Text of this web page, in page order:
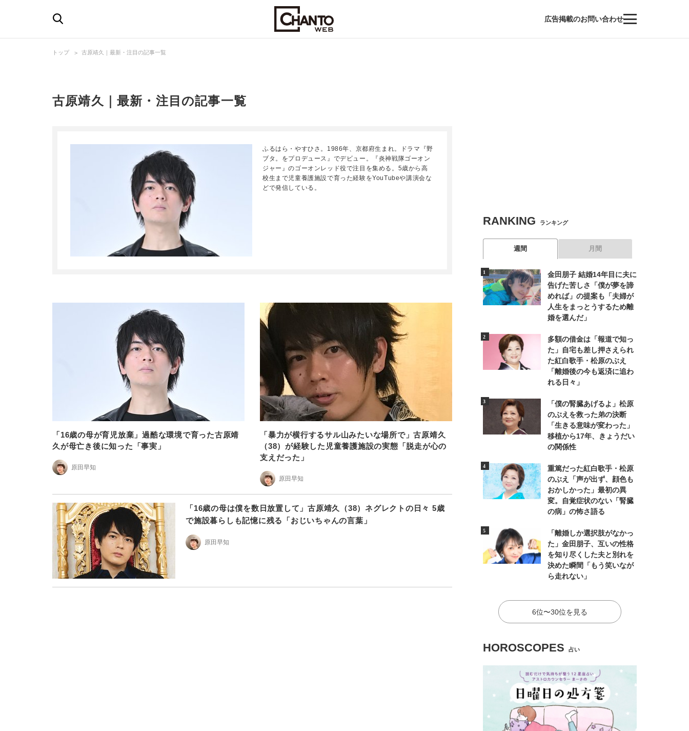
広告掲載のお問い合わせ
トップ 古原靖久｜最新・注目の記事一覧
古原靖久｜最新・注目の記事一覧
ふるはら・やすひさ。1986年、京都府生まれ。ドラマ『野
ブタ。をプロデュース』でデビュー。『炎神戦隊ゴーオン
ジャー』のゴーオンレッド役で注目を集める。5歳から高
校生まで児童養護施設で育った経験をYouTubeや講演会な
どで発信している。
「16歳の母が育児放棄」過酷な環境で育った古原靖
久が母亡き後に知った「事実」
原田早知
「暴力が横行するサル山みたいな場所で」古原靖久
（38）が経験した児童養護施設の実態「脱走が心の
支えだった」
原田早知
「16歳の母は僕を数日放置して」古原靖久（38）ネグレクトの日々 5歳
で施設暮らしも記憶に残る「おじいちゃんの言葉」
原田早知
RANKING ランキング
週間 月間
金田朋子 結婚14年目に夫に
告げた苦しさ「僕が夢を諦
めれば」の提案も「夫婦が
人生をまっとうするため離
婚を選んだ」
多額の借金は「報道で知っ
た」自宅も差し押さえられ
た紅白歌手・松原のぶえ
「離婚後の今も返済に追わ
れる日々」
「僕の腎臓あげるよ」松原
のぶえを救った弟の決断
「生きる意味が変わった」
移植から17年、きょうだい
の関係性
重篤だった紅白歌手・松原
のぶえ「声が出ず、顔色も
おかしかった」最初の異
変。自覚症状のない「腎臓
の病」の怖さ語る
「離婚しか選択肢がなかっ
た」金田朋子、互いの性格
を知り尽くした夫と別れを
決めた瞬間「もう笑いなが
ら走れない」
6位〜30位を見る
HOROSCOPES 占い